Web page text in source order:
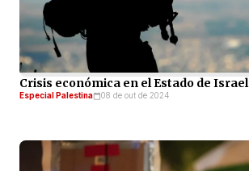
Crisis económica en el Estado de Israel
Especial Palestina 08 de out de 2024